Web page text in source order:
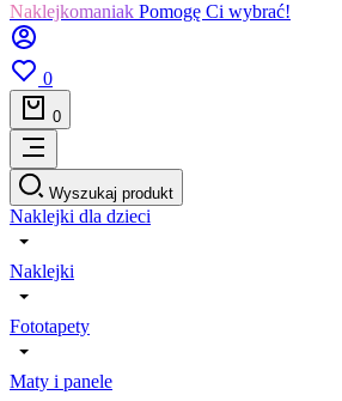
Naklejkomaniak Pomogę Ci wybrać!
0
0
Wyszukaj produkt
Naklejki dla dzieci
Naklejki
Fototapety
Maty i panele